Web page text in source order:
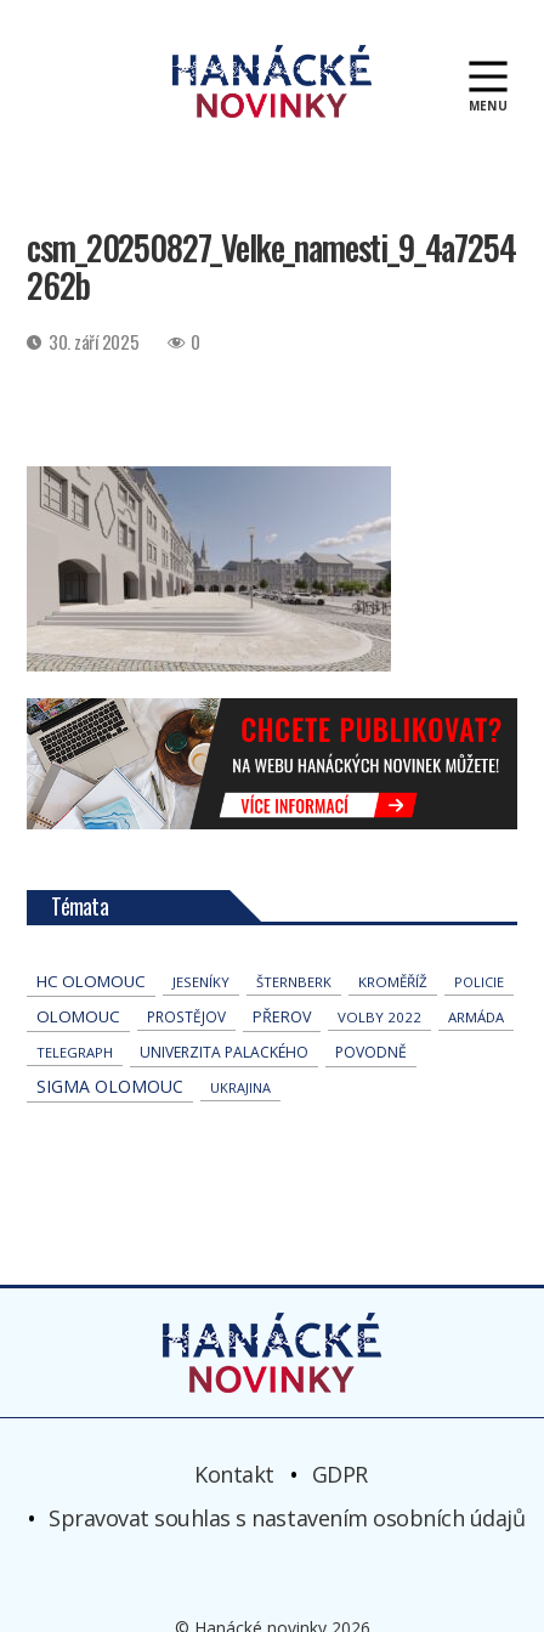
MENU
csm_20250827_Velke_namesti_9_4a7254
262b
Datum30. září 2025 0
Témata
HC OLOMOUC JESENÍKY ŠTERNBERK KROMĚŘÍŽ POLICIE
OLOMOUC PROSTĚJOV PŘEROV VOLBY 2022
ARMÁDA
TELEGRAPH
UNIVERZITA PALACKÉHO POVODNĚ
SIGMA OLOMOUC UKRAJINA
Kontakt
GDPR
Spravovat souhlas s nastavením osobních údajů